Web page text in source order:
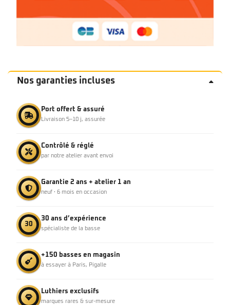
Nos garanties incluses
Port offert & assuré
Livraison 5–10 j, assurée
Contrôlé & réglé
par notre atelier avant envoi
Garantie 2 ans + atelier 1 an
neuf · 6 mois en occasion
30
30 ans d’expérience
spécialiste de la basse
+150 basses en magasin
à essayer à Paris, Pigalle
Luthiers exclusifs
marques rares & sur-mesure